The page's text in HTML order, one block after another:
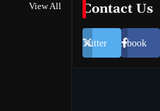
View All Contact Us
Twitter Facebook